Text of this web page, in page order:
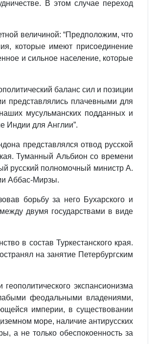
В этом случае переход
величиной: “Предположим, что
которые имеют присоединение
и сильное население, которые
баланс сил и позиции
представлялись плачевными для
мусульманских подданных и
Индии для Англии”.
представлялся отвод русской
Туманный Альбион со времени
русский полномочный министр А.
Аббас-Мирзы.
борьбу за него Бухарского и
двумя государствами в виде
в состав Туркестанского края.
на занятие Петербургским
экспансионизма
феодальными владениями,
империи, в существовании
море, наличие антирусских
а не только обеспокоенность за